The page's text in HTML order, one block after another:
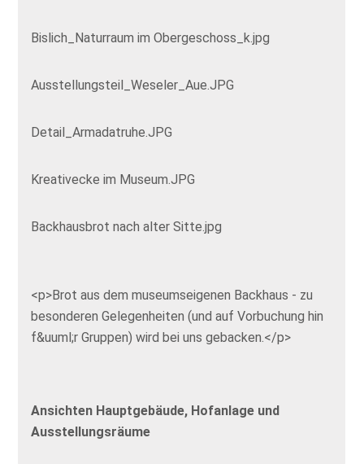
Bislich_Naturraum im Obergeschoss_k.jpg
Ausstellungsteil_Weseler_Aue.JPG
Detail_Armadatruhe.JPG
Kreativecke im Museum.JPG
Backhausbrot nach alter Sitte.jpg
<p>Brot aus dem museumseigenen Backhaus - zu
besonderen Gelegenheiten (und auf Vorbuchung hin
f&uuml;r Gruppen) wird bei uns gebacken.</p>
Ansichten Hauptgebäude, Hofanlage und
Ausstellungsräume